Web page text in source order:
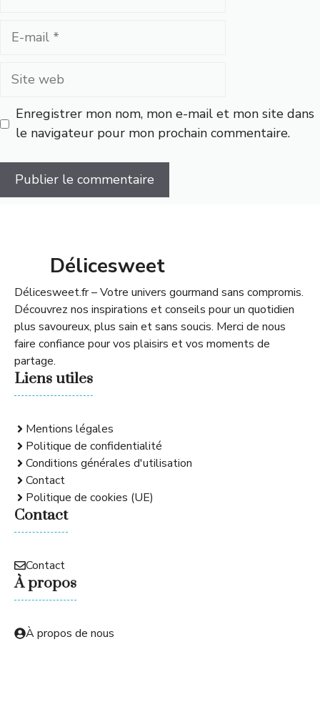
Site
Enregistrer mon nom, mon e-mail et mon site dans
le navigateur pour mon prochain commentaire.
Délicesweet
Délicesweet.fr – Votre univers gourmand sans compromis.
Découvrez nos inspirations et conseils pour un quotidien
plus savoureux, plus sain et sans soucis. Merci de nous
faire confiance pour vos plaisirs et vos moments de
partage.
Liens utiles
Mentions légales
Politique de confidentialité
Conditions générales d'utilisation
Contact
Politique de cookies (UE)
Contact
Contact
À propos
À propos de nous